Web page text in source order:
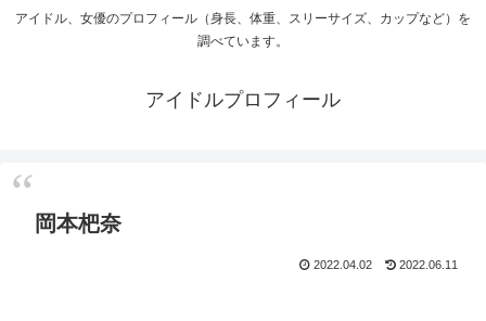
アイドル、女優のプロフィール（身長、体重、スリーサイズ、カップなど）を
調べています。
アイドルプロフィール
岡本杷奈
2022.04.02 2022.06.11